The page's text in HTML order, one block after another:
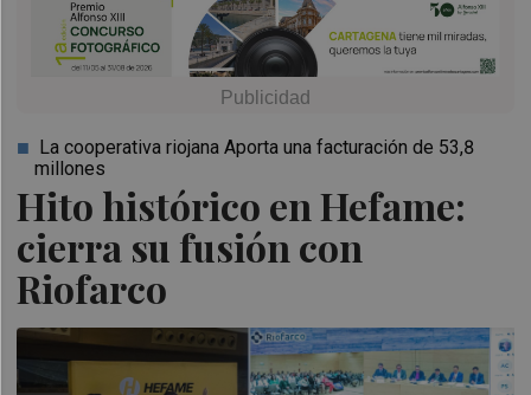
Hito histórico en Hefame:
cierra su fusión con
Riofarco
La cooperativa riojana Aporta una facturación de 53,8
millones